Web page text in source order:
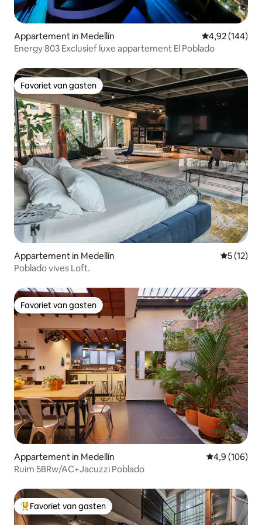
Appartement in Medellín Gemiddelde
4,92 (144)
Energy 803 Exclusief luxe appartement El Poblado
Favoriet van gasten
Favoriet van gasten
Appartement in Medellín
5 (12)
Poblado vives Loft.
Favoriet van gasten
Favoriet van gasten
Appartement in Medellín Gemiddelde
4,9 (106)
Ruim 5BRw/AC+Jacuzzi Poblado
Topfavoriet van gasten
Favoriet van gasten